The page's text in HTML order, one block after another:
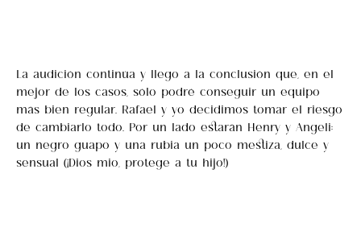
La audición continúa y llego a la conclusión que, en el
mejor de los casos, sólo podré conseguir un equipo
más bien regular. Rafael y yo decidimos tomar el riesgo
de cambiarlo todo. Por un lado estarán Henry y Angeli:
un negro guapo y una rubia un poco mestiza, dulce y
sensual (¡Dios mio, protege a tu hijo!)